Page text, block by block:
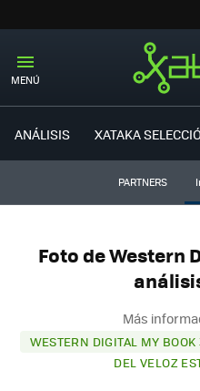
MENÚ
ANÁLISIS XATAKA
PARTNERS
Foto de Western
Más
WESTERN DIGITAL MY
DEL VELOZ